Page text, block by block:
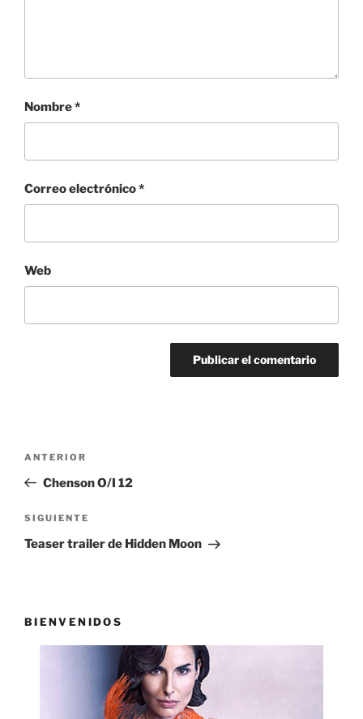
Nombre*
Correo electrónico*
Web
entradas
Entrada
anterior:
ANTERIOR
Chenson O/I 12
Siguiente
entrada
SIGUIENTE
Teaser trailer de Hidden Moon
BIENVENIDOS